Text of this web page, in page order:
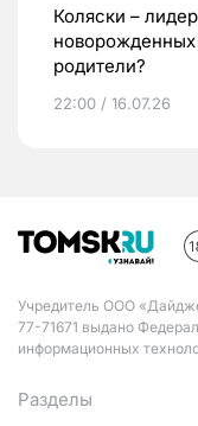
Коляски –
родители?
22:00 / 16.07.26
Учредитель ООО
77-71671 выдано
информационных
Разделы